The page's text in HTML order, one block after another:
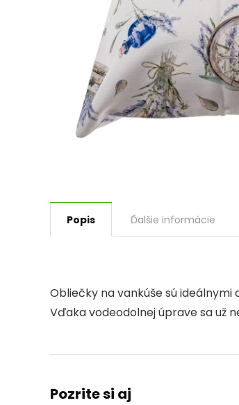
Popis Ďalšie informácie
Obliečky na vankúše sú
Vďaka vodeodolnej úprave sa už
Pozrite si aj